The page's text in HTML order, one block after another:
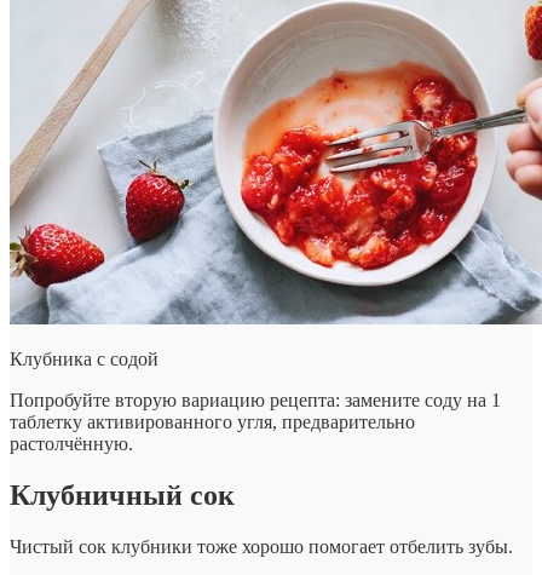
Клубника с содой
Попробуйте вторую вариацию рецепта: замените соду на 1
таблетку активированного угля, предварительно
растолчённую.
Клубничный сок
Чистый сок клубники тоже хорошо помогает отбелить зубы.